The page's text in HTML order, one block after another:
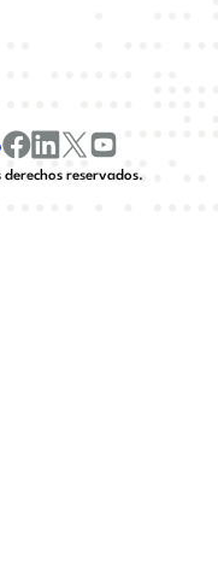
reservados.
facebook
linkedinx/twitter
youtube